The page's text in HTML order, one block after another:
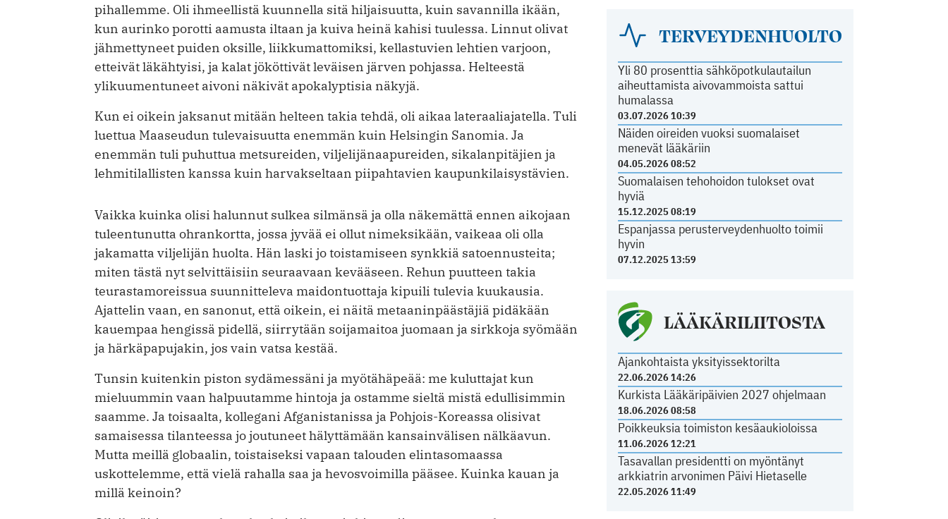
TERVEYDENHUOLTO
Yli 80 prosenttia sähköpotkulautailun
aiheuttamista aivovammoista sattui
humalassa
03.07.2026 10:39
Näiden oireiden vuoksi suomalaiset
menevät lääkäriin
04.05.2026 08:52
Suomalaisen tehohoidon tulokset ovat
hyviä
15.12.2025 08:19
Espanjassa perusterveydenhuolto toimii
hyvin
07.12.2025 13:59
LÄÄKÄRILIITOSTA
Ajankohtaista yksityissektorilta
22.06.2026 14:26
Kurkista Lääkäripäivien 2027 ohjelmaan
18.06.2026 08:58
Poikkeuksia toimiston kesäaukioloissa
11.06.2026 12:21
Tasavallan presidentti on myöntänyt
arkkiatrin arvonimen Päivi Hietaselle
22.05.2026 11:49
pihallemme. Oli ihmeellistä kuunnella sitä hiljaisuutta, kuin savannilla ikään,
kun aurinko porotti aamusta iltaan ja kuiva heinä kahisi tuulessa. Linnut olivat
jähmettyneet puiden oksille, liikkumattomiksi, kellastuvien lehtien varjoon,
etteivät läkähtyisi, ja kalat jököttivät leväisen järven pohjassa. Helteestä
ylikuumentuneet aivoni näkivät apokalyptisia näkyjä.
Kun ei oikein jaksanut mitään helteen takia tehdä, oli aikaa lateraaliajatella. Tuli
luettua Maaseudun tulevaisuutta enemmän kuin Helsingin Sanomia. Ja
enemmän tuli puhuttua metsureiden, viljelijänaapureiden, sikalanpitäjien ja
lehmitilallisten kanssa kuin harvakseltaan piipahtavien kaupunkilaisystävien.
Vaikka kuinka olisi halunnut sulkea silmänsä ja olla näkemättä ennen aikojaan
tuleentunutta ohrankortta, jossa jyvää ei ollut nimeksikään, vaikeaa oli olla
jakamatta viljelijän huolta. Hän laski jo toistamiseen synkkiä satoennusteita;
miten tästä nyt selvittäisiin seuraavaan kevääseen. Rehun puutteen takia
teurastamoreissua suunnitteleva maidontuottaja kipuili tulevia kuukausia.
Ajattelin vaan, en sanonut, että oikein, ei näitä metaaninpäästäjiä pidäkään
kauempaa hengissä pidellä, siirrytään soijamaitoa juomaan ja sirkkoja syömään
ja härkäpapujakin, jos vain vatsa kestää.
Tunsin kuitenkin piston sydämessäni ja myötähäpeää: me kuluttajat kun
mieluummin vaan halpuutamme hintoja ja ostamme sieltä mistä edullisimmin
saamme. Ja toisaalta, kollegani Afganistanissa ja Pohjois-Koreassa olisivat
samaisessa tilanteessa jo joutuneet hälyttämään kansainvälisen nälkäavun.
Mutta meillä globaalin, toistaiseksi vapaan talouden elintasomaassa
uskottelemme, että vielä rahalla saa ja hevosvoimilla pääsee. Kuinka kauan ja
millä keinoin?